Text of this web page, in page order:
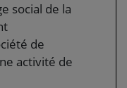
social de la
de
activité de